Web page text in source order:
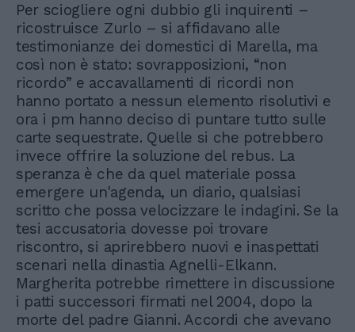
Per sciogliere ogni dubbio gli inquirenti –
ricostruisce Zurlo – si affidavano alle
testimonianze dei domestici di Marella, ma
così non è stato: sovrapposizioni, “non
ricordo” e accavallamenti di ricordi non
hanno portato a nessun elemento risolutivi e
ora i pm hanno deciso di puntare tutto sulle
carte sequestrate. Quelle si che potrebbero
invece offrire la soluzione del rebus. La
speranza è che da quel materiale possa
emergere un'agenda, un diario, qualsiasi
scritto che possa velocizzare le indagini. Se la
tesi accusatoria dovesse poi trovare
riscontro, si aprirebbero nuovi e inaspettati
scenari nella dinastia Agnelli-Elkann.
Margherita potrebbe rimettere in discussione
i patti successori firmati nel 2004, dopo la
morte del padre Gianni. Accordi che avevano